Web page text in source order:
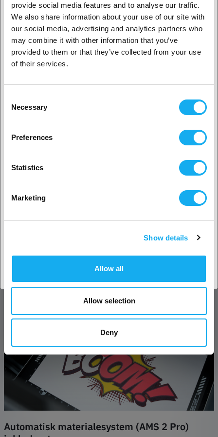
provide social media features and to analyse our traffic.
We also share information about your use of our site with
our social media, advertising and analytics partners who
may combine it with other information that you’ve
provided to them or that they’ve collected from your use
of their services.
Selection
Necessary
Preferences
Statistics
Marketing
Show details
Allow all
Allow selection
Deny
Ved at konvertere digitale billeder til skærestier kan H2D opnå
perfekt præcision i skæringen, uanset om du arbejder med
indviklede mønstre eller større designs, hvilket giver fleksibilitet for
både hobbyfolk og professionelle.
En anden funktion, der adskiller H2D Laser Edition Combo fra andre,
er dens Pen Drawing-funktion. Med den kan du montere en pen eller
samme præcisionskontrol som laserskærings- og
bare en laserskærer, men et komplet designværktøj til både skæring
og kunstnerisk tegning.
Automatisk materialesystem (AMS 2 Pro)
1. Er du erhvervskunde eller privatkunde?
Erhvervskunde
Privat kunde